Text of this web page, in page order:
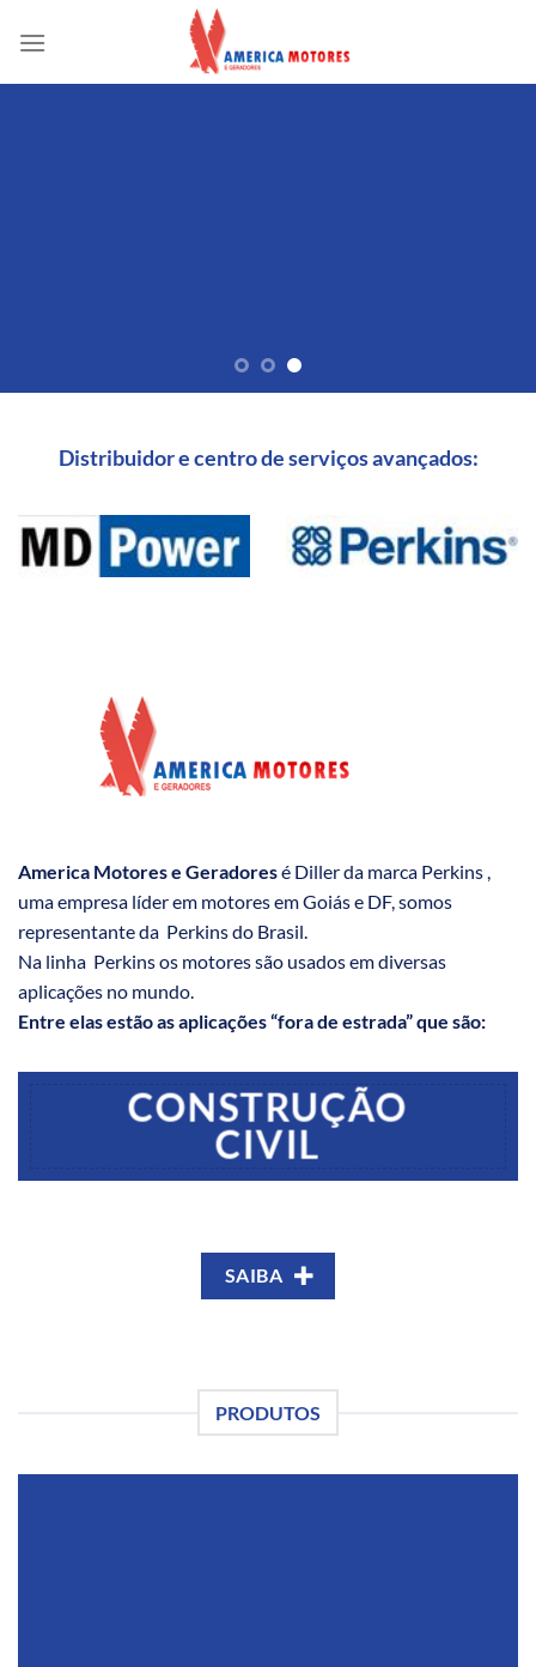
Distribuidor e centro de serviços avançados:
America Motores e Geradoresé Diller da marca Perkins ,
uma empresa líder em motores em Goiás e DF, somos
representante da Perkins do Brasil.
Na linha Perkins os motores são usados em diversas
aplicações no mundo.
Entre elas estão as aplicações “fora de estrada” que são:
CONSTRUÇÃO
CIVIL
SAIBA
PRODUTOS